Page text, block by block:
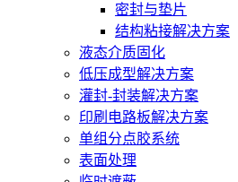
密封与垫片
结构粘接解决方案
液态介质固化
低压成型解决方案
灌封-封装解决方案
印刷电路板解决方案
单组分点胶系统
表面处理